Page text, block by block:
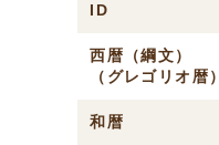
ID
西暦（綱文）
（グレゴリオ暦）
和暦